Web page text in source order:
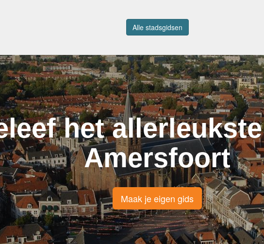
Alle stadsgidsen
het
Amersfoort
Maak je eigen gids